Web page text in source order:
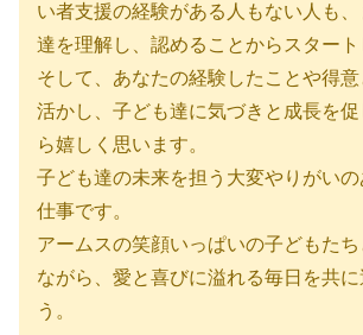
い者支援の経験がある人もない人も
達を理解し、認めることからスタート
そして、あなたの経験したことや得
活かし、子ども達に気づきと成長を
ら嬉しく思います。
子ども達の未来を担う大変やりがい
仕事です。
アームスの笑顔いっぱいの子どもた
ながら、愛と喜びに溢れる毎日を共に
う。